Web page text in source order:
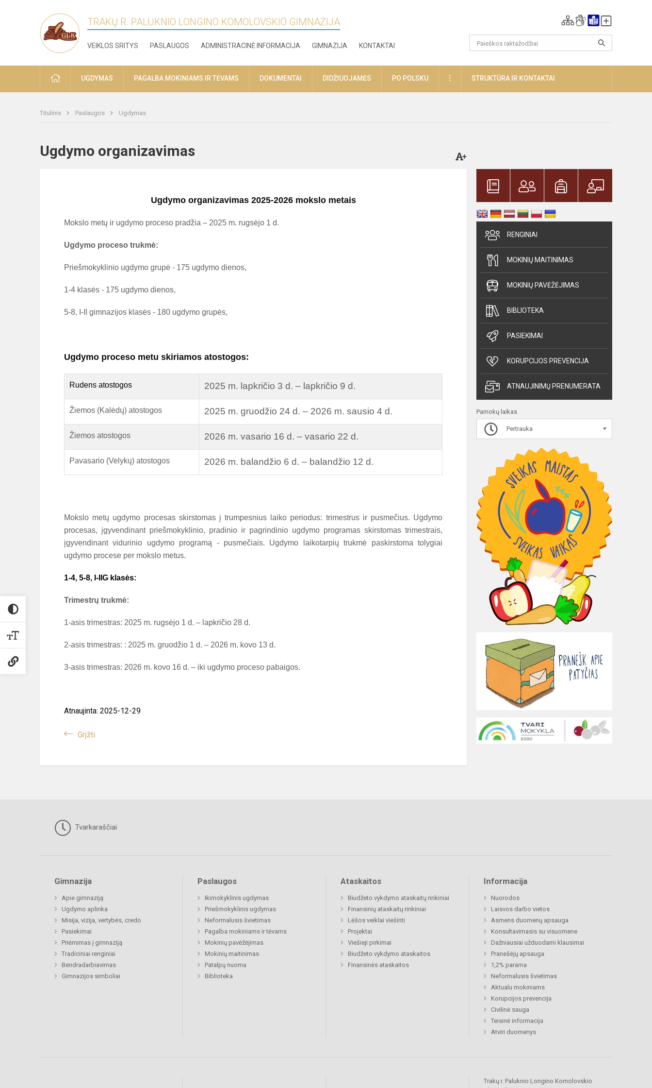
TRAKŲ R. PALUKNIO LONGINO KOMOLOVSKIO GIMNAZIJA
VEIKLOS SRITYS PASLAUGOS ADMINISTRACINĖ INFORMACIJA GIMNAZIJA KONTAKTAI
PRADŽIAUGDYMAS PAGALBA MOKINIAMS IR TĖVAMS DOKUMENTAI DIDŽIUOJAMĖS PO POLSKU DAUGIAUSTRUKTŪRA IR KONTAKTAI
Titulinis Paslaugos Ugdymas
Ugdymo organizavimas
Ugdymo organizavimas 2025-2026 mokslo metais
Mokslo metų ir ugdymo proceso pradžia – 2025 m. rugsėjo 1 d.
Ugdymo proceso trukmė:
Priešmokyklinio ugdymo grupė - 175 ugdymo dienos,
1-4 klasės - 175 ugdymo dienos,
5-8, I-II gimnazijos klasės - 180 ugdymo grupės,
Ugdymo proceso metu skiriamos atostogos:
Rudens atostogos 2025 m. lapkričio 3 d. – lapkričio 9 d.
Žiemos (Kalėdų) atostogos 2025 m. gruodžio 24 d. – 2026 m. sausio 4 d.
Žiemos atostogos 2026 m. vasario 16 d. – vasario 22 d.
Pavasario (Velykų) atostogos 2026 m. balandžio 6 d. – balandžio 12 d.
Mokslo metų ugdymo procesas skirstomas į trumpesnius laiko periodus: trimestrus ir pusmečius. Ugdymo
procesas, įgyvendinant priešmokyklinio, pradinio ir pagrindinio ugdymo programas skirstomas trimestrais,
įgyvendinantvidurinio ugdymo programą - pusmečiais. Ugdymo laikotarpių trukmė paskirstoma tolygiai
ugdymo procese per mokslo metus.
1-4, 5-8, I-IIG klasės:
Trimestrų trukmė:
1-asis trimestras: 2025 m. rugsėjo 1 d. – lapkričio 28 d.
2-asis trimestras: : 2025 m. gruodžio 1 d. – 2026 m. kovo 13 d.
3-asis trimestras: 2026 m. kovo 16 d. – iki ugdymo proceso pabaigos.
Atnaujinta: 2025-12-29
Grįžti
RENGINIAI
MOKINIŲ MAITINIMAS
MOKINIŲ PAVĖŽĖJIMAS
BIBLIOTEKA
PASIEKIMAI
KORUPCIJOS PREVENCIJA
ATNAUJINIMŲ PRENUMERATA
Pamokų laikas
Pertrauka
Tvarkaraščiai
Gimnazija
Apie gimnaziją
Ugdymo aplinka
Misija, vizija, vertybės, credo
Pasiekimai
Priėmimas į gimnaziją
Tradiciniai renginiai
Bendradarbiavimas
Gimnazijos simboliai
Paslaugos
Ikimokyklinis ugdymas
Priešmokyklinis ugdymas
Neformalusis švietimas
Pagalba mokiniams ir tėvams
Mokinių pavėžėjimas
Mokinių maitinimas
Patalpų nuoma
Biblioteka
Ataskaitos
Biudžeto vykdymo ataskaitų rinkiniai
Finansinių ataskaitų rinkiniai
Lėšos veiklai viešinti
Projektai
Viešieji pirkimai
Biudžeto vykdymo ataskaitos
Finansinės ataskaitos
Informacija
Nuorodos
Laisvos darbo vietos
Asmens duomenų apsauga
Konsultavimasis su visuomene
Dažniausiai užduodami klausimai
Pranešėjų apsauga
1,2% parama
Neformalusis švietimas
Aktualu mokiniams
Korupcijos prevencija
Civilinė sauga
Teisinė informacija
Atviri duomenys
Trakų r. Paluknio Longino Komolovskio